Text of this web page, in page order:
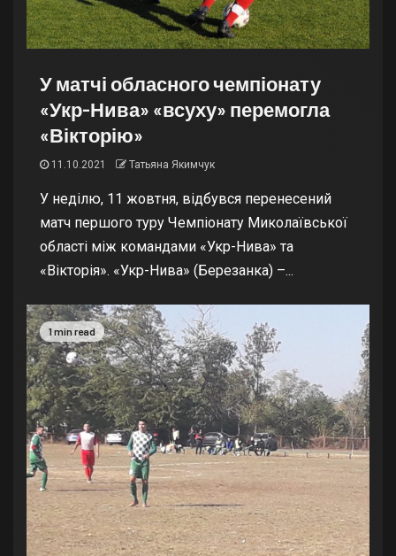
У матчі обласного чемпіонату
«Укр-Нива» «всуху» перемогла
«Вікторію»
11.10.2021 Татьяна Якимчук
У неділю, 11 жовтня, відбувся перенесений
матч першого туру Чемпіонату Миколаївської
області між командами «Укр-Нива» та
«Вікторія». «Укр-Нива» (Березанка) –...
1 min read